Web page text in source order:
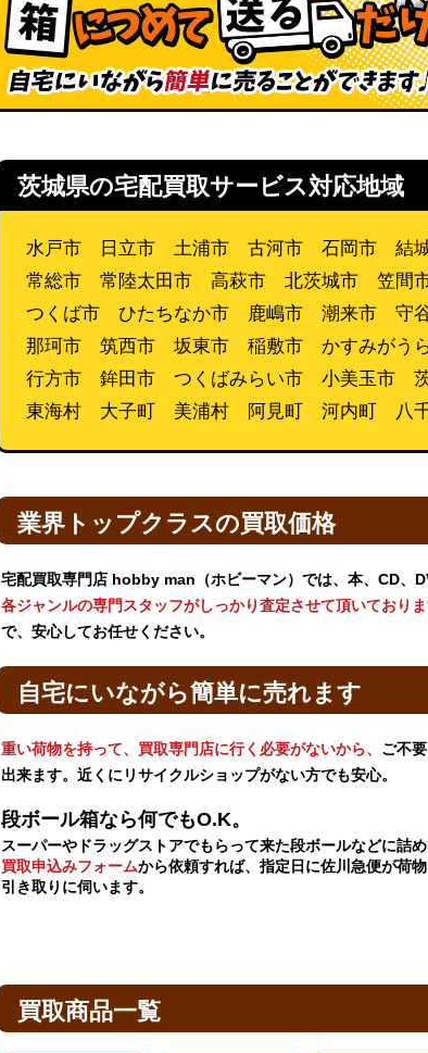
茨城県の宅配買取サービス対応地域
水戸市 日立市 土浦市 古河市 石岡市 結
常総市 常陸太田市 高萩市 北茨城市 笠間
つくば市 ひたちなか市 鹿嶋市 潮来市 守
那珂市 筑西市 坂東市 稲敷市 かすみがう
行方市 鉾田市 つくばみらい市 小美玉市
東海村 大子町 美浦村 阿見町 河内町 八
業界トップクラスの買取価格
宅配買取専門店 hobby man（ホビーマン）では、本、CD、
各ジャンルの専門スタッフがしっかり査定させて頂いておりま
で、安心してお任せください。
自宅にいながら簡単に売れます
重い荷物を持って、買取専門店に行く必要がないから、 ご不
出来ます。近くにリサイクルショップがない方でも安心。
段ボール箱なら何でもO.K。
スーパーやドラッグストアでもらって来た段ボールなどに詰め
買取申込みフォームから依頼すれば、指定日に佐川急便が荷
引き取りに伺います。
買取商品一覧